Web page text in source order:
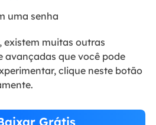
uma senha
existem muitas outras
avançadas que você pode
clique neste botão
Grátis